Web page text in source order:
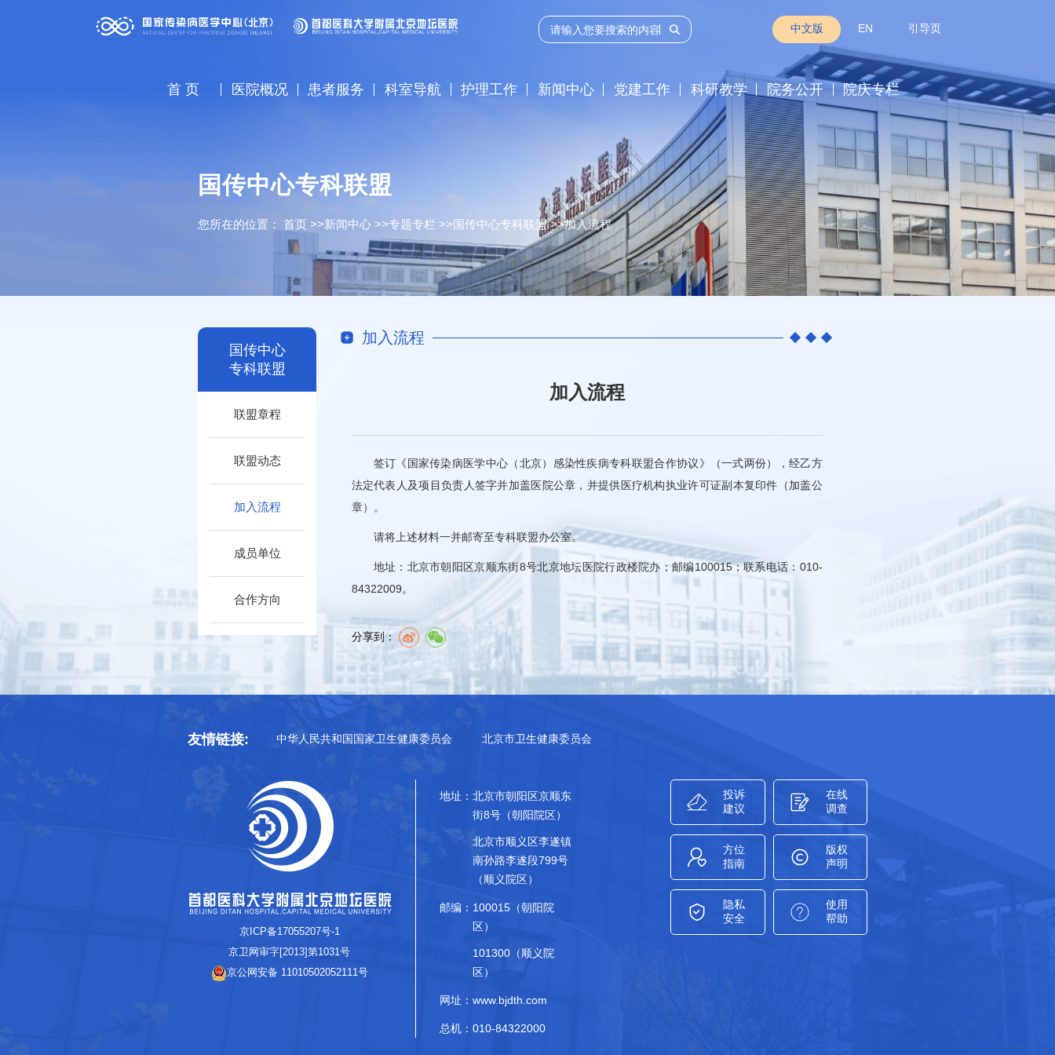
中文版 EN 引导页
首 页 医院概况 患者服务 科室导航 护理工作 新闻中心 党建工作 科研教学 院务公开 院庆专栏
国传中心专科联盟
您所在的位置： 首页 >>新闻中心 >>专题专栏 >>国传中心专科联盟>>加入流程
国传中心
专科联盟
联盟章程
联盟动态
加入流程
成员单位
合作方向
加入流程
加入流程
签订《国家传染病医学中心（北京）感染性疾病专科联盟合作协议》（一式两份），经乙方
法定代表人及项目负责人签字并加盖医院公章，并提供医疗机构执业许可证副本复印件（加盖公
章）。
请将上述材料一并邮寄至专科联盟办公室。
地址：北京市朝阳区京顺东街8号北京地坛医院行政楼院办；邮编100015；联系电话：010-
84322009。
分享到：
友情链接: 中华人民共和国国家卫生健康委员会 北京市卫生健康委员会
京ICP备17055207号-1
京卫网审字[2013]第1031号
京公网安备 11010502052111号
地址：北京市朝阳区京顺东
街8号（朝阳院区）
北京市顺义区李遂镇
南孙路李遂段799号
（顺义院区）
邮编： 100015（朝阳院
区）
101300（顺义院
区）
网址：www.bjdth.com
总机：010-84322000
投诉
建议
在线
调查
方位
指南
版权
声明
隐私
安全
使用
帮助